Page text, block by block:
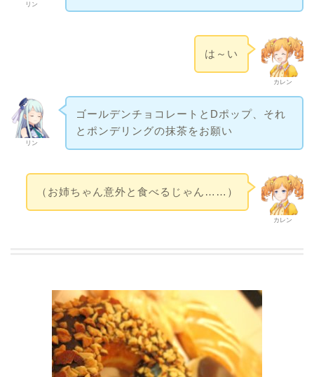
リン
カレン
は～い
リン
ゴールデンチョコレートとDポップ、それ
とポンデリングの抹茶をお願い
カレン
（お姉ちゃん意外と食べるじゃん……）